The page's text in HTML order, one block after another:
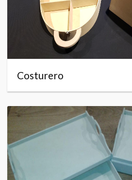
Costurero